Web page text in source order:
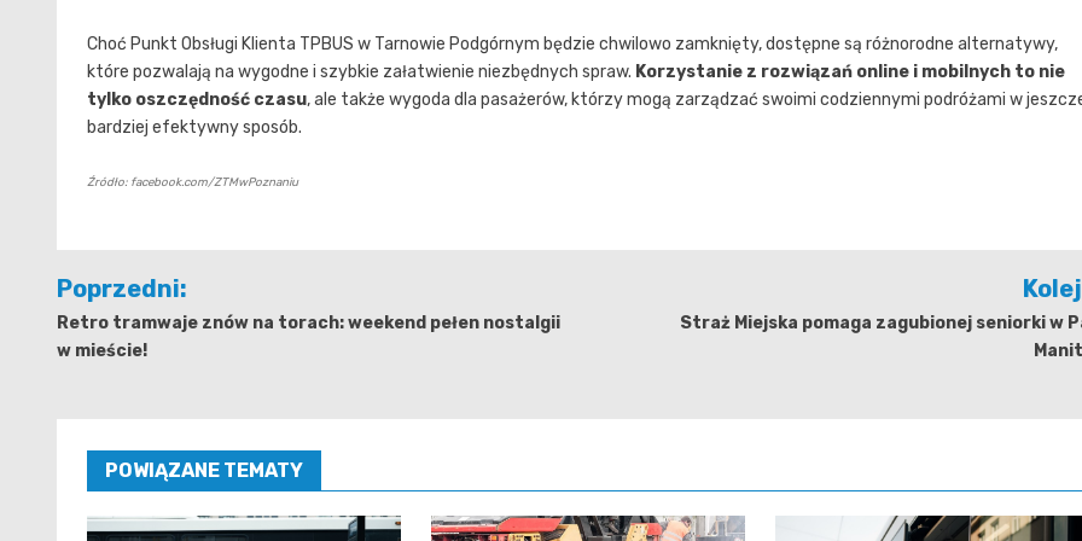
Choć Punkt Obsługi Klienta TPBUS w Tarnowie Podgórnym będzie chwilowo zamknięty, dostępne są różnorodne alternatywy,
które pozwalają na wygodne i szybkie załatwienie niezbędnych spraw. Korzystanie z rozwiązań online i mobilnych to nie
tylko oszczędność czasu, ale także wygoda dla pasażerów, którzy mogą zarządzać swoimi codziennymi podróżami w
bardziej efektywny sposób.
Źródło: facebook.com/ZTMwPoznaniu
Nawigacja
wpisu
Poprzedni:
Retro tramwaje znów na torach: weekend pełen nostalgii
w mieście!
Straż Miejska pomaga zagubionej seniorki w
POWIĄZANE TEMATY